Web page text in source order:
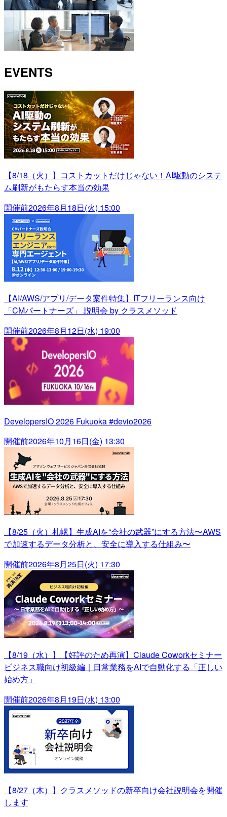
EVENTS
【8/18（火）】コストカットだけじゃない！AI駆動のシステ
ム刷新がもたらす本当の効果
開催前2026年8月18日(火) 15:00
【AI/AWS/アプリ/データ案件特集】ITフリーランス向け
「CMパートナーズ」 説明会 by クラスメソッド
開催前2026年8月12日(水) 19:00
DevelopersIO 2026 Fukuoka #devio2026
開催前2026年10月16日(金) 13:30
【8/25（火）札幌】生成AIを“会社の武器”にする方法〜AWS
で加速するデータ分析と、安全に導入する仕組み〜
開催前2026年8月25日(火) 17:30
【8/19（水）】【好評のため再演】Claude Coworkセミナー
ビジネス職向け初級編｜日常業務をAIで自動化する「正しい
始め方」
開催前2026年8月19日(水) 13:00
【8/27（木）】クラスメソッドの新卒向け会社説明会を開催
します